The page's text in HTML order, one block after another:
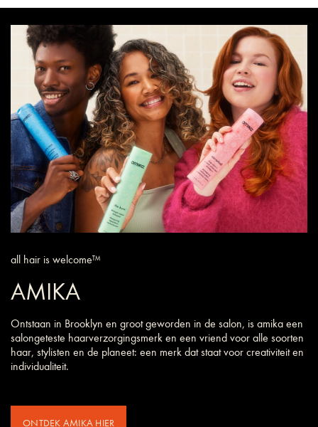
all hair is welcome™
AMIKA
Ontstaan in Brooklyn en groot geworden in de salon, is amika een
salongeteste haarverzorgings­merk en een vriend voor alle soorten
haar, stylisten en de planeet: een merk dat staat voor creativiteit en
individualiteit.
ONTDEK AMIKA HIER